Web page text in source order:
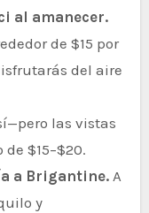
al amanecer.
de $15 por
del aire
las vistas
$15–$20.
a Brigantine.A
y